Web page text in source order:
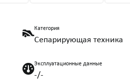
Категория
Сепарирующая техника
Эксплуатационные данные
-/-